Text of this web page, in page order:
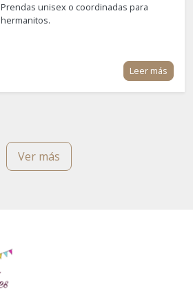
Prendas unisex o coordinadas para
hermanitos.
Leer más
Ver más